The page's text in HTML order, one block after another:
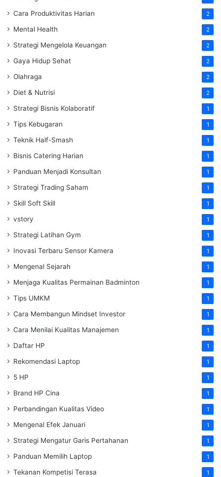
Cara Produktivitas Harian 2
Mental Health 2
Strategi Mengelola Keuangan 2
Gaya Hidup Sehat 2
Olahraga 2
Diet & Nutrisi 2
Strategi Bisnis Kolaboratif 1
Tips Kebugaran 1
Teknik Half-Smash 1
Bisnis Catering Harian 1
Panduan Menjadi Konsultan 1
Strategi Trading Saham 1
Skill Soft Skill 1
vstory 1
Strategi Latihan Gym 1
Inovasi Terbaru Sensor Kamera 1
Mengenal Sejarah 1
Menjaga Kualitas Permainan Badminton 1
Tips UMKM 1
Cara Membangun Mindset Investor 1
Cara Menilai Kualitas Manajemen 1
Daftar HP 1
Rekomendasi Laptop 1
5 HP 1
Brand HP Cina 1
Perbandingan Kualitas Video 1
Mengenal Efek Januari 1
Strategi Mengatur Garis Pertahanan 1
Panduan Memilih Laptop 1
Tekanan Kompetisi Terasa 1